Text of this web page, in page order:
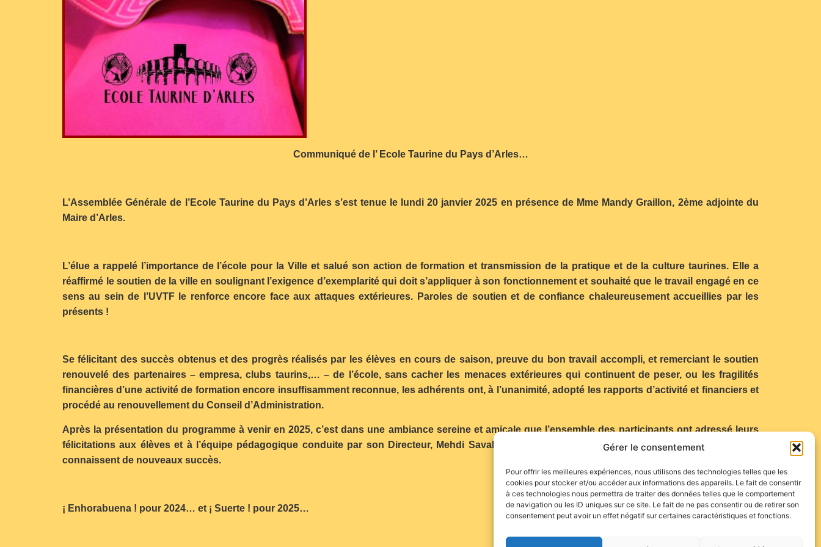
Gérer le consentement
Pour offrir les meilleures expériences, nous utilisons des technologies telles que les
cookies pour stocker et/ou accéder aux informations des appareils. Le fait de consentir
à ces technologies nous permettra de traiter des données telles que le comportement
de navigation ou les ID uniques sur ce site. Le fait de ne pas consentir ou de retirer son
consentement peut avoir un effet négatif sur certaines caractéristiques et fonctions.
Communiqué de l’ Ecole Taurine du Pays d’Arles…
L’Assemblée Générale de l’Ecole Taurine du Pays d’Arles s’est tenue le lundi 20 janvier 2025 en présence de Mme Mandy Graillon, 2ème adjointe du
Maire d’Arles.
L’élue a rappelé l’importance de l’école pour la Ville et salué son action de formation et transmission de la pratique et de la culture taurines. Elle a
réaffirmé le soutien de la ville en soulignant l’exigence d’exemplarité qui doit s’appliquer à son fonctionnement et souhaité que le travail engagé en ce
sens au sein de l’UVTF le renforce encore face aux attaques extérieures. Paroles de soutien et de confiance chaleureusement accueillies par les
présents !
Se félicitant des succès obtenus et des progrès réalisés par les élèves en cours de saison, preuve du bon travail accompli, et remerciant le soutien
renouvelé des partenaires – empresa, clubs taurins,… – de l’école, sans cacher les menaces extérieures qui continuent de peser, ou les fragilités
financières d’une activité de formation encore insuffisamment reconnue, les adhérents ont, à l’unanimité, adopté les rapports d’activité et financiers et
procédé au renouvellement du Conseil d’Administration.
Après la présentation du programme à venir en 2025, c’est dans une ambiance sereine et amicale que l’ensemble des participants ont adressé leurs
félicitations aux élèves et à l’équipe pédagogique conduite par son Directeur, Mehdi Savalli, et émis le souhait que, en 2025, l’école et ses élèves
connaissent de nouveaux succès.
¡ Enhorabuena ! pour 2024… et ¡ Suerte ! pour 2025…